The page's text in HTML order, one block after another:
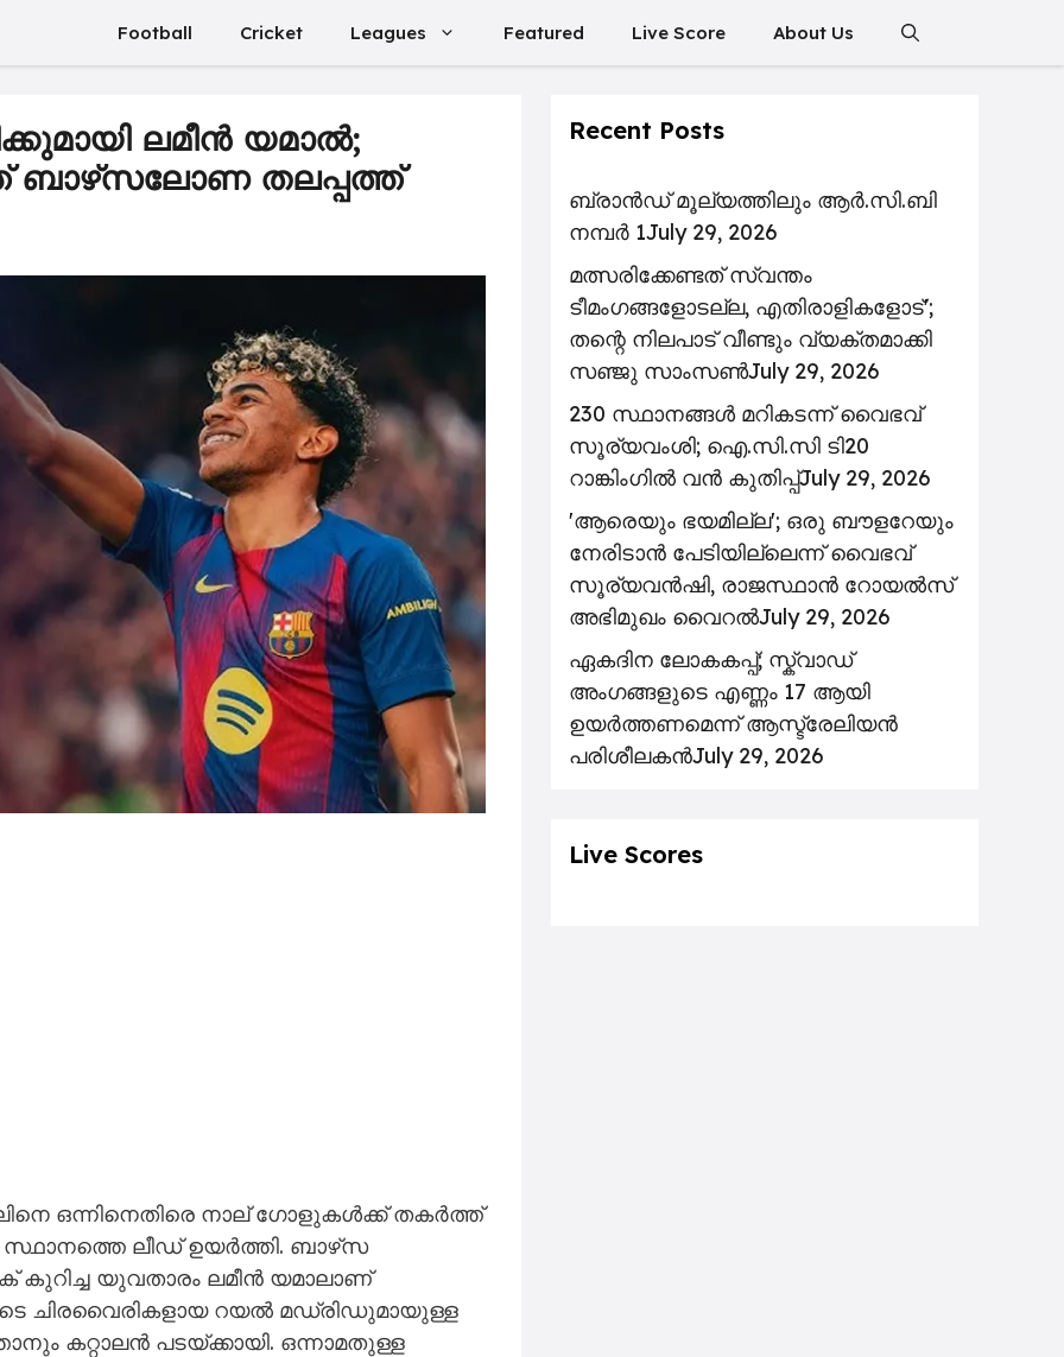
Football Cricket Leagues Featured Live Score About Us
ലമീൻ യമാൽ;
ബാഴ്‌സലോണ തലപ്പത്ത്
ഒന്നിനെതിരെ നാല് ഗോളുകൾക്ക് തകർത്ത്
സ്ഥാനത്തെ ലീഡ് ഉയർത്തി. ബാഴ്‌സ
കുറിച്ച യുവതാരം ലമീൻ യമാലാണ്
ചിരവൈരികളായ റയൽ മഡ്രിഡുമായുള്ള
കറ്റാലൻ പടയ്ക്കായി. ഒന്നാമതുള്ള
Recent Posts
ബ്രാൻഡ് മൂല്യത്തിലും ആർ.സി.ബി
നമ്പർ 1July 29, 2026
മത്സരിക്കേണ്ടത് സ്വന്തം
ടീമംഗങ്ങളോടല്ല, എതിരാളികളോട്';
തന്റെ നിലപാട് വീണ്ടും വ്യക്തമാക്കി
സഞ്ജു സാംസൺJuly 29, 2026
230 സ്ഥാനങ്ങൾ മറികടന്ന് വൈഭവ്
സൂര്യവംശി; ഐ.സി.സി ടി20
റാങ്കിംഗിൽ വൻ കുതിപ്പ്July 29, 2026
'ആരെയും ഭയമില്ല'; ഒരു ബൗളറേയും
നേരിടാൻ പേടിയില്ലെന്ന് വൈഭവ്
സൂര്യവൻഷി, രാജസ്ഥാൻ റോയൽസ്
അഭിമുഖം വൈറൽJuly 29, 2026
ഏകദിന ലോകകപ്പ്; സ്ക്വാഡ്
അംഗങ്ങളുടെ എണ്ണം 17 ആയി
ഉയർത്തണമെന്ന് ആസ്ട്രേലിയൻ
പരിശീലകൻJuly 29, 2026
Live Scores